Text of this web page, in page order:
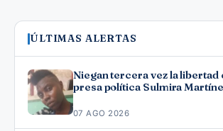
ÚLTIMAS ALERTAS
Niegan tercera vez la libertad
presa política Sulmira
07 AGO 2026